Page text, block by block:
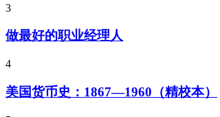
3
做最好的职业经理人
4
美国货币史：1867—1960（精校本）